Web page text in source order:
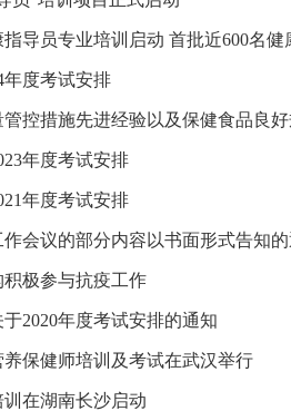
导员专业培训启动 首批近600名
年度考试安排
控措施先进经验以及保健食品良
年度考试安排
年度考试安排
作会议的部分内容以书面形式告知
极参与抗疫工作
2020年度考试安排的通知
保健师培训及考试在武汉举行
训在湖南长沙启动